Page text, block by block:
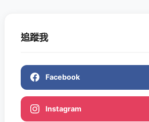
追蹤我
Facebook
Instagram